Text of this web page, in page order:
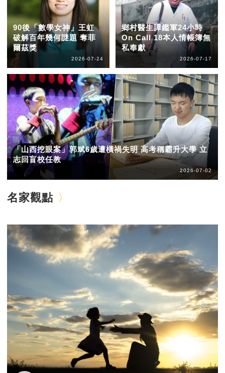
90後「數學女神」王虹
破解百年幾何謎題 奪菲
爾茲獎
2026-07-24
鄉村醫生譚鑑軍24小時
On Call 18本人情帳簿無
私奉獻
2026-07-17
「山西挖眼案」郭斌6歲遭橫禍失明 高考稱霸升大學 立
志回盲校任教
2026-07-02
名家觀點